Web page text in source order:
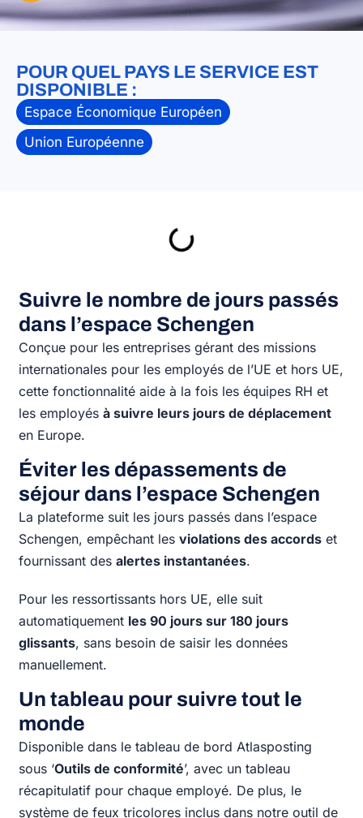
POUR QUEL PAYS LE SERVICE EST
DISPONIBLE :
Espace Économique Européen
Union Européenne
Suivre le nombre de jours passés
dans l’espace Schengen
Conçue pour les entreprises gérant des missions
internationales pour les employés de l’UE et hors UE,
cette fonctionnalité aide à la fois les équipes RH et
les employésà suivre leurs jours de déplacement
en Europe.
Éviter les dépassements de
séjour dans l’espace Schengen
La plateforme suit les jours passés dans l’espace
Schengen, empêchant lesviolations des accords et
fournissant desalertes instantanées.
Pour les ressortissants hors UE, elle suit
automatiquement les 90 jours sur 180 jours
glissants, sans besoin de saisir les données
manuellement.
Un tableau pour suivre tout le
monde
Disponible dans le tableau de bord Atlasposting
sous ‘Outils de conformité’, avec un tableau
récapitulatif pour chaque employé. De plus, le
système de feux tricolores inclus dans notre outil de